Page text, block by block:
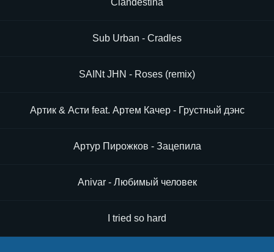
Clandestina
Sub Urban - Cradles
SAINt JHN - Roses (remix)
Артик & Асти feat. Артем Качер - Грустный дэнс
Артур Пирожков - Зацепила
Anivar - Любимый человек
I tried so hard